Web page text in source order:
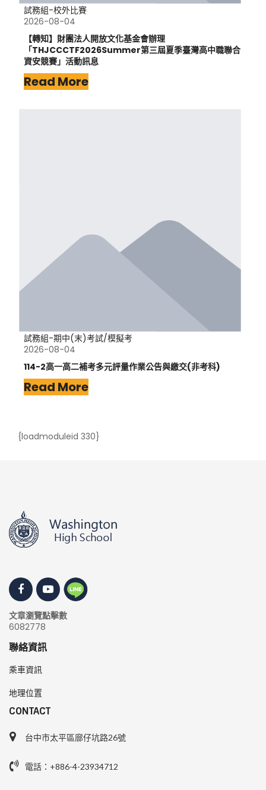
試務組-校外比賽
2026-08-04
【轉知】財團法人開放文化基金會辦理
「THJCCCTF2026Summer第三屆夏季臺灣高中職聯合
資安競賽」活動訊息
Read More
試務組-期中(末)考試/模擬考
2026-08-04
114-2高一高二補考多元評量作業公告與繳交(非考科)
Read More
{loadmoduleid 330}
文章瀏覽點擊數
6082778
聯絡資訊
乘車資訊
地理位置
CONTACT
台中市太平區廍仔坑路26號
電話：+886-4-23934712